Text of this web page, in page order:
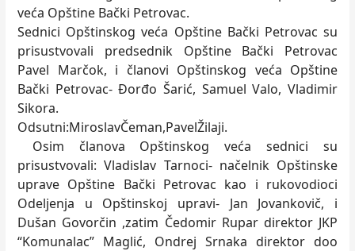
veća Opštine Bački Petrovac.
Sednici Opštinskog veća Opštine Bački Petrovac su
prisustvovali predsednik Opštine Bački Petrovac
Pavel Marčok, i članovi Opštinskog veća Opštine
Bački Petrovac- Đorđo Šarić, Samuel Valo, Vladimir
Sikora.
Odsutni:MiroslavČeman,PavelŽilaji.
Osim članova Opštinskog veća sednici su
prisustvovali: Vladislav Tarnoci- načelnik Opštinske
uprave Opštine Bački Petrovac kao i rukovodioci
Odeljenja u Opštinskoj upravi- Jan Jovankovič, i
Dušan Govorčin ,zatim Čedomir Rupar direktor JKP
“Komunalac” Maglić, Ondrej Srnaka direktor doo